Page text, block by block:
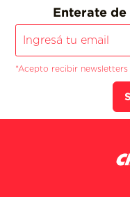
Enterate de
*Acepto recibir newsletters